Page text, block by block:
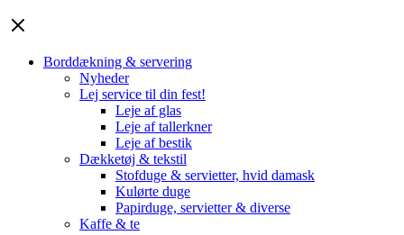
Borddækning & servering
Nyheder
Lej service til din fest!
Leje af glas
Leje af tallerkner
Leje af bestik
Dækketøj & tekstil
Stofduge & servietter, hvid damask
Kulørte duge
Papirduge, servietter & diverse
Kaffe & te